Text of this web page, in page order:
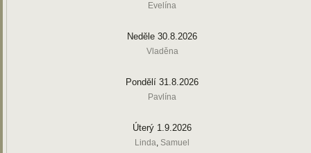
Evelína
Neděle 30.8.2026
Vladěna
Pondělí 31.8.2026
Pavlína
Úterý 1.9.2026
Linda, Samuel